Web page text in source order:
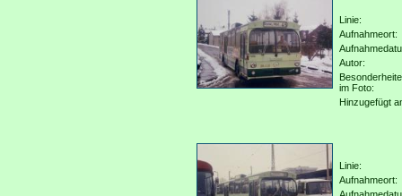
Linie:
Aufnahmeort:
Autor:
im Foto:
Hinzugefügt
Linie:
Aufnahmeort: